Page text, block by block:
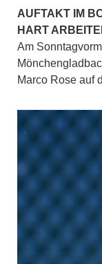
AUFTAKT IM
HART
Am
Marco Rose auf